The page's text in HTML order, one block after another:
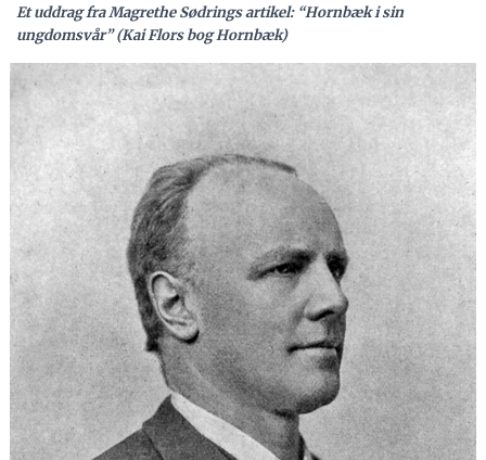
Et uddrag fra Magrethe Sødrings artikel: “Hornbæk i sin
ungdomsvår” (Kai Flors bog Hornbæk)